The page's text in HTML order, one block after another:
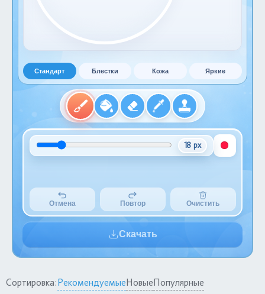
Стандарт Блестки Кожа Яркие
18 px
Отмена Повтор Очистить
Скачать
Сортировка:РекомендуемыеНовыеПопулярные